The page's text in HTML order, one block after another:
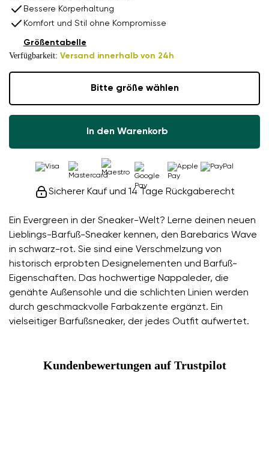
Ein Evergreen in der Sneaker-Welt? Lerne deinen neuen
Lieblings-Barfuß-Sneaker kennen, den Barebarics Wave
in schwarz-rot. Sie sind eine Verschmelzung von
historisch erprobten Designelementen und Barfuß-
Eigenschaften. Das hochwertige Nappaleder, die
genähte Außensohle und die schlichten Linien werden
durch geschmackvolle Farbakzente ergänzt. Ein
vielseitiger Barfußsneaker, der jedes Outfit aufwertet.
Bessere Körperhaltung
Komfort und Stil ohne Kompromisse
Verfügbarkeit: Versand innerhalb von 24h
Größentabelle
Bitte größe wählen
In den Warenkorb
Sicherer Kauf und 14 Tage Rückgaberecht
Kundenbewertungen auf Trustpilot